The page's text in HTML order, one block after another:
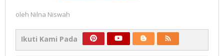
oleh Nilna Niswah
Ikuti Kami Pada